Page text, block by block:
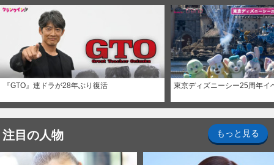
『GTO』連ドラが28年ぶり復活 東京ディズニーシー25周年イ
注目の人物 もっと見る